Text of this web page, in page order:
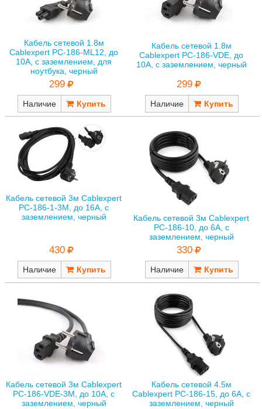
Кабель сетевой 1.8м
Cablexpert PC-186-ML12, до
10А, с заземлением, для
ноутбука, черный
299
Наличие
Кабель сетевой 1.8м
Cablexpert PC-186-VDE, до
10A, с заземлением, черный
299
Наличие
Кабель сетевой 3м Cablexpert
PC-186-1-3M, до 16A, с
заземлением, черный
430
Наличие
Кабель сетевой 3м Cablexpert
PC-186-10, до 6A, с
заземлением, черный
330
Наличие
Кабель сетевой 3м Cablexpert
PC-186-VDE-3M, до 10A, с
заземлением, черный
Кабель сетевой 4.5м
Cablexpert PC-186-15, до 6A, с
заземлением, черный